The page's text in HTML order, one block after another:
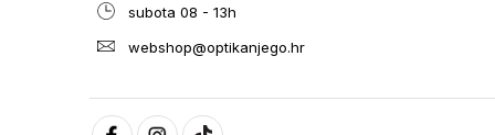
subota 08 - 13h
webshop@optikanjego.hr